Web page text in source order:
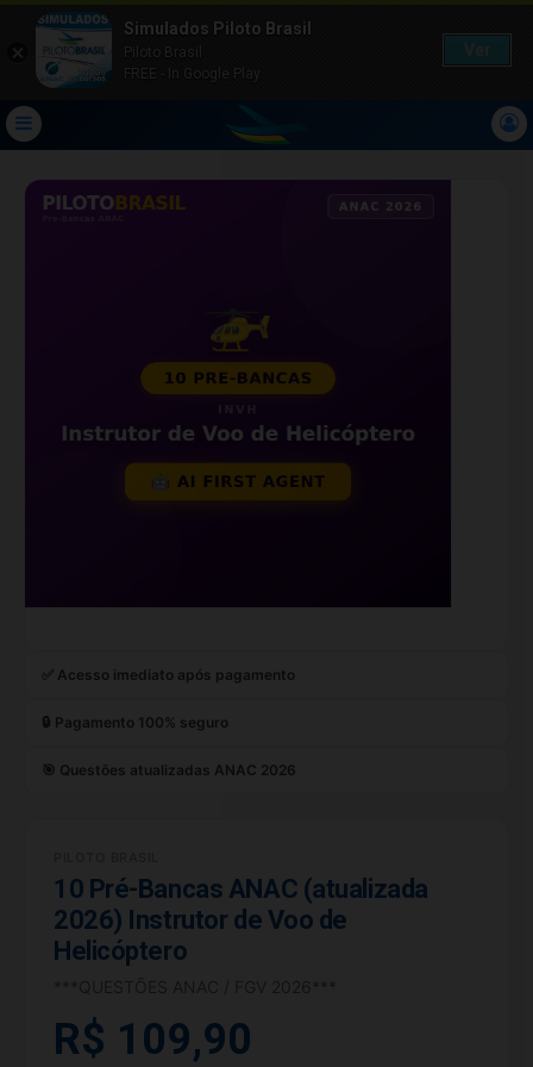
✅ Acesso imediato após pagamento
🔒 Pagamento 100% seguro
🎯 Questões atualizadas ANAC 2026
10 Pré-Bancas ANAC (atualizada
2026) Instrutor de Voo de
Helicóptero
R$ 109,90
Simulados Piloto Brasil
Piloto Brasil
FREE - In Google Play